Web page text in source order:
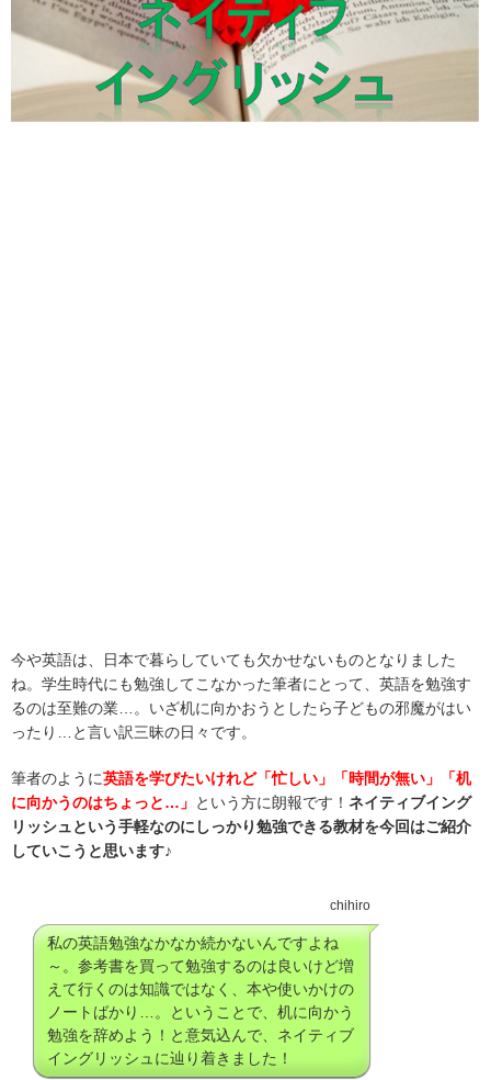
今や英語は、日本で暮らしていても欠かせないものとなりました
ね。学生時代にも勉強してこなかった筆者にとって、英語を勉強す
るのは至難の業…。いざ机に向かおうとしたら子どもの邪魔がはい
ったり…と言い訳三昧の日々です。
筆者のように英語を学びたいけれど「忙しい」「時間が無い」「机
に向かうのはちょっと…」 という方に朗報です！ ネイティブイング
リッシュという手軽なのにしっかり勉強できる教材を今回はご紹介
していこうと思います♪
chihiro
私の英語勉強なかなか続かないんですよね
～。参考書を買って勉強するのは良いけど増
えて行くのは知識ではなく、本や使いかけの
ノートばかり…。ということで、机に向かう
勉強を辞めよう！と意気込んで、ネイティブ
イングリッシュに辿り着きました！